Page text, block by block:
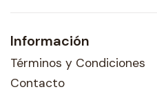
Información
Términos y Condiciones
Contacto